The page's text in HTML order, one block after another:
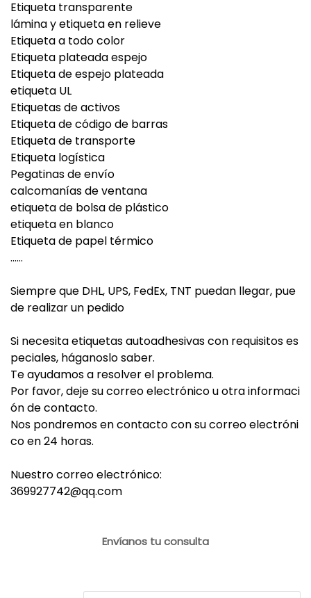
Etiqueta transparente
lámina y etiqueta en relieve
Etiqueta a todo color
Etiqueta plateada espejo
Etiqueta de espejo plateada
etiqueta UL
Etiquetas de activos
Etiqueta de código de barras
Etiqueta de transporte
Etiqueta logística
Pegatinas de envío
calcomanías de ventana
etiqueta de bolsa de plástico
etiqueta en blanco
Etiqueta de papel térmico
......
Siempre que DHL, UPS, FedEx, TNT puedan llegar, pue
de realizar un pedido
Si necesita etiquetas autoadhesivas con requisitos es
peciales, háganoslo saber.
Te ayudamos a resolver el problema.
Por favor, deje su correo electrónico u otra informaci
ón de contacto.
Nos pondremos en contacto con su correo electróni
co en 24 horas.
Nuestro correo electrónico:
369927742@qq.com
Envíanos tu consulta